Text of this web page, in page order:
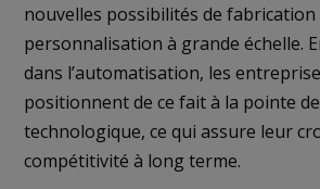
nouvelles possibilités de
personnalisation à grande échelle.
dans l’automatisation, les
positionnent de ce fait à la pointe
technologique, ce qui assure leur
compétitivité à long terme.